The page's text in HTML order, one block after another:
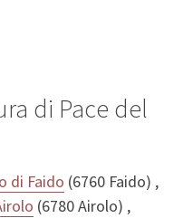
di Pace del
di Faido (6760 Faido) ,
(6780 Airolo) ,